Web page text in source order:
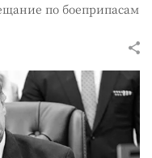
по боеприпасам